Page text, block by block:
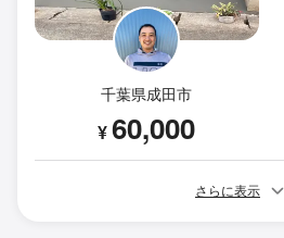
千葉県成田市
¥60,000
さらに表示